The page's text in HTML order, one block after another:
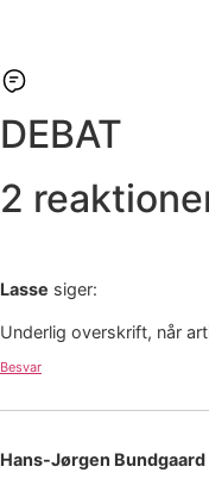
DEBAT
2
Lasse siger:
Underlig overskrift, når
Besvar
Hans-Jørgen Bundgaard